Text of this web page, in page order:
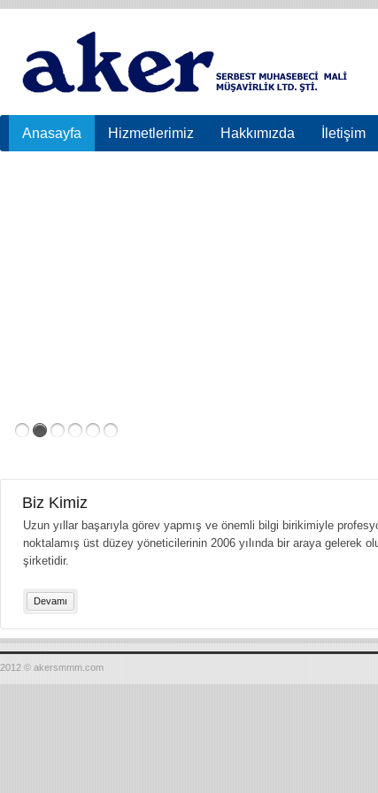
Anasayfa Hizmetlerimiz Hakkımızda İletişim
Biz Kimiz
Uzun yıllar başarıyla görev yapmış ve önemli bilgi birikimiyle
noktalamış üst düzey yöneticilerinin 2006 yılında bir araya gelerek
şirketidir.
Devamı
2012 © akersmmm.com